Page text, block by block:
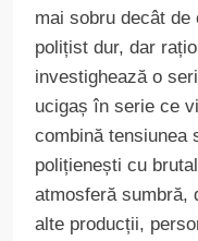
mai sobru decât
polițist dur, dar
investighează o
ucigaș în serie ce
combină tensiunea
polițienești cu
atmosferă sumbră,
alte producții,